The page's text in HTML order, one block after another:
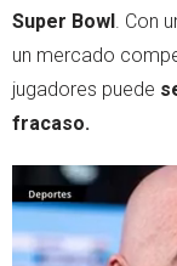
Super Bowl . Con
un mercado
jugadores puede
fracaso.